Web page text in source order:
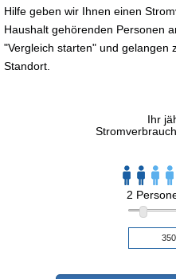
Hilfe geben wir Ihnen einen
Haushalt gehörenden Personen
"Vergleich starten" und gelangen
Standort.
Ihr
2